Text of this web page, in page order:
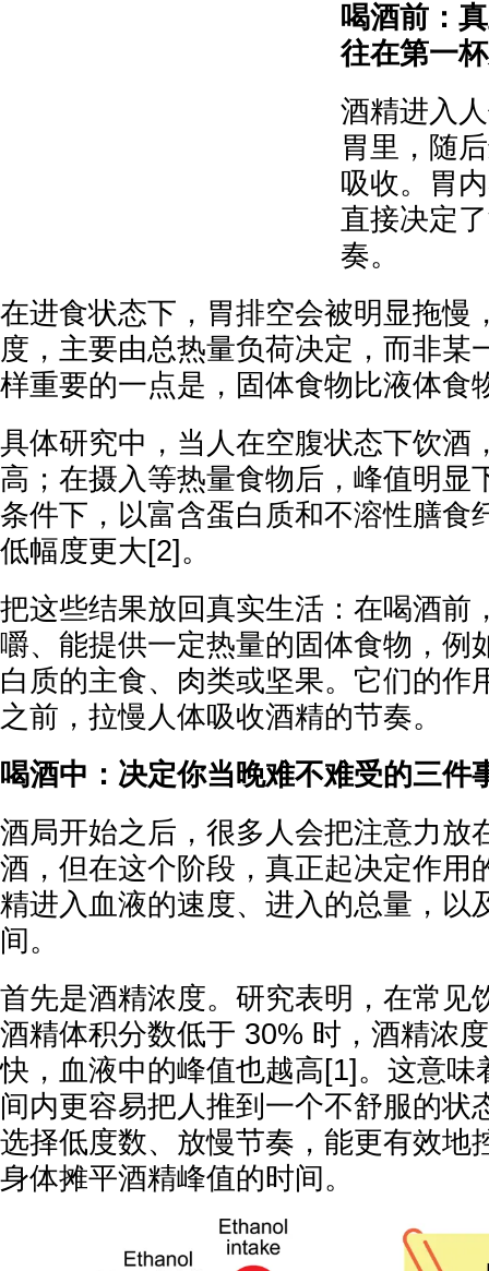
喝酒前：
往在第一
酒精进入
胃里，随
吸收。胃
直接决定
奏。
在进食状态下，胃排空会被明显拖慢
度，主要由总热量负荷决定，而非某
样重要的一点是，固体食物比液体食
具体研究中，当人在空腹状态下饮酒
高；在摄入等热量食物后，峰值明显
条件下，以富含蛋白质和不溶性膳食
低幅度更大[2]。
把这些结果放回真实生活：在喝酒前
嚼、能提供一定热量的固体食物，例
白质的主食、肉类或坚果。它们的作
之前，拉慢人体吸收酒精的节奏。
喝酒中：决定你当晚难不难受的三件
酒局开始之后，很多人会把注意力放
酒，但在这个阶段，真正起决定作用
精进入血液的速度、进入的总量，以
间。
首先是酒精浓度。研究表明，在常见
酒精体积分数低于 30% 时，酒精浓
快，血液中的峰值也越高[1]。这意味
间内更容易把人推到一个不舒服的状
选择低度数、放慢节奏，能更有效地
身体摊平酒精峰值的时间。